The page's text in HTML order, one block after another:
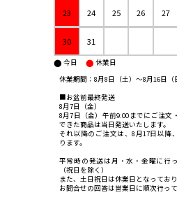
23 24 25 26 27
30
31
● 今日 ● 休業日
休業期間：8月8日（土）〜8月16日（
■お盆前最終発送
8月7日（金）
8月7日（金）午前9:00までにご注文
できた商品は当日発送いたします。
それ以降のご注文は、8月17日以降
ります。
平常時の発送は月・水・金曜に行
（祝日を除く）
また、土日祝日は休業日となっており
お問合せの回答は営業日に順次行って